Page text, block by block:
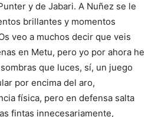
y de Jabari. A Nuñez se le
brillantes y momentos
veo a muchos decir que veis
en Metu, pero yo por ahora he
que luces, sí, un juego
por encima del aro,
física, pero en defensa salta
fintas innecesariamente,